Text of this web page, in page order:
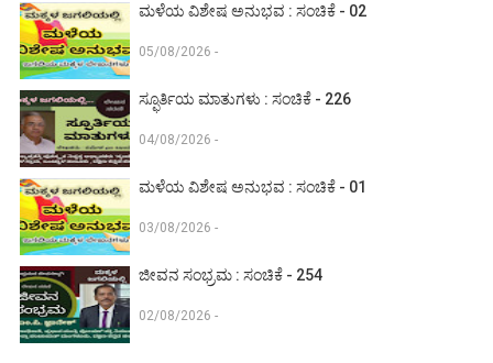
ಮಳೆಯ ವಿಶೇಷ ಅನುಭವ : ಸಂಚಿಕೆ - 02
05/08/2026 -
ಸ್ಫೂರ್ತಿಯ ಮಾತುಗಳು : ಸಂಚಿಕೆ - 226
04/08/2026 -
ಮಳೆಯ ವಿಶೇಷ ಅನುಭವ : ಸಂಚಿಕೆ - 01
03/08/2026 -
ಜೀವನ ಸಂಭ್ರಮ : ಸಂಚಿಕೆ - 254
02/08/2026 -